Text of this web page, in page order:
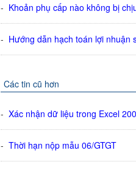
- Khoản phụ cấp nào không bị
- Hướng dẫn hạch toán lợi nhuận
Các tin cũ hơn
- Xác nhận dữ liệu trong Excel
- Thời hạn nộp mẫu 06/GTGT